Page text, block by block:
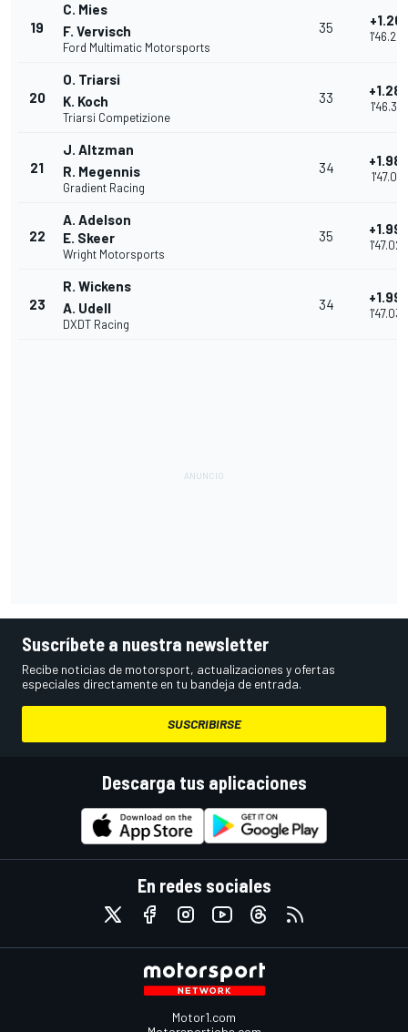
19
C. Mies
F. Vervisch
Ford Multimatic Motorsports
35 +1.261
1'46.293
20
O. Triarsi
K. Koch
Triarsi Competizione
33
1'46.314
21
J. Altzman
R. Megennis
Gradient Racing
34
1'47.012
22
A. Adelson
E. Skeer
Wright Motorsports
35
1'47.024
23
R. Wickens
A. Udell
DXDT Racing
34
1'47.030
Suscríbete a nuestra newsletter
Recibe noticias de motorsport, actualizaciones y ofertas
especiales directamente en tu bandeja de entrada.
SUSCRIBIRSE
Descarga tus aplicaciones
En redes sociales
Motor1.com